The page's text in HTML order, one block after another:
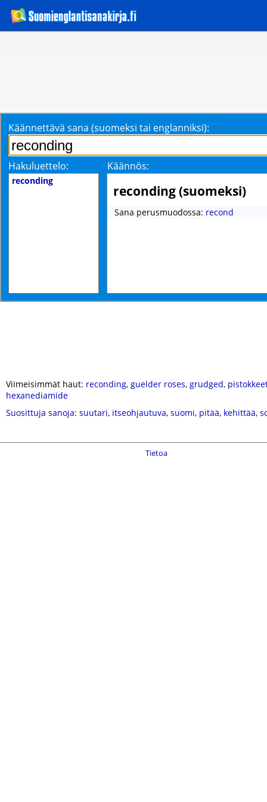
Käännettävä sana (suomeksi tai englanniksi):
Hakuluettelo: Käännös:
reconding
reconding (suomeksi)
Sana perusmuodossa: recond
Viimeisimmät haut: reconding, guelder roses, grudged,
hexanediamide
Suosittuja sanoja: suutari, itseohjautuva, suomi, pitää, kehittää,
Tietoa